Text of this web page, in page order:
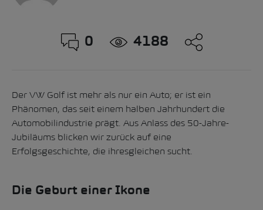
0 4188
Der VW Golf ist mehr als nur ein Auto; er ist ein
Phänomen, das seit einem halben Jahrhundert die
Automobilindustrie prägt. Aus Anlass des 50-Jahre-
Jubiläums blicken wir zurück auf eine
Erfolgsgeschichte, die ihresgleichen sucht.
Die Geburt einer Ikone